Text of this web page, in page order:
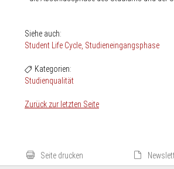
Siehe auch:
Student Life Cycle Studieneingangsphase
Kategorien:
Studienqualität
Zurück zur letzten Seite
Seite drucken